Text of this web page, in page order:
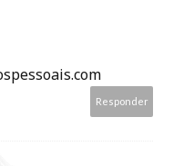
Responder